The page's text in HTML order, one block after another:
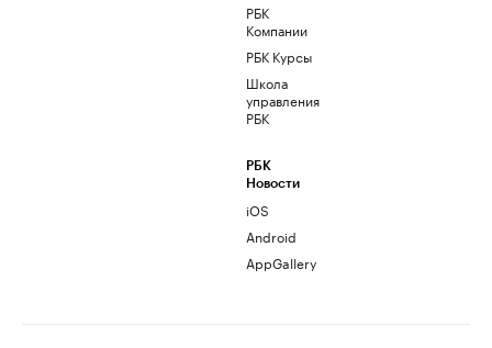
РБК
Компании
РБК Курсы
Школа
управления
РБК
РБК
Новости
iOS
Android
AppGallery